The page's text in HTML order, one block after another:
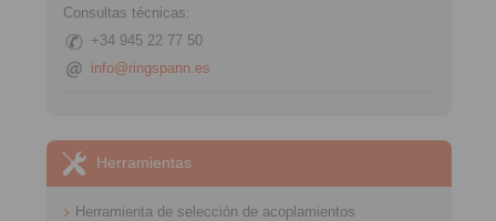
Consultas técnicas:
+34 945 22 77 50
info@ringspann.es
Herramientas
Herramienta de selección de acoplamientos